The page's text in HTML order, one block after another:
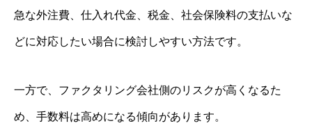
急な外注費、仕入れ代金、税金、社会保険料の支払いな
どに対応したい場合に検討しやすい方法です。
一方で、ファクタリング会社側のリスクが高くなるた
め、手数料は高めになる傾向があります。